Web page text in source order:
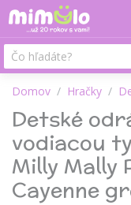
Domov Hračky
Detské
vodiacou
Milly Mally
Cayenne